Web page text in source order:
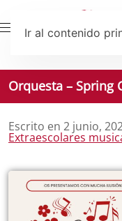
Ir al contenido
Orquesta – Spring
Escrito en 2 junio,
Extraescolares